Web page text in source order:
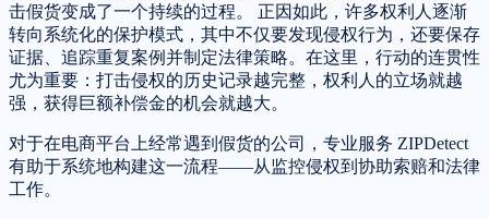
击假货变成了一个持续的过程。 正因如此，许多权利人逐渐
转向系统化的保护模式，其中不仅要发现侵权行为，还要保存
证据、追踪重复案例并制定法律策略。在这里，行动的连贯性
尤为重要：打击侵权的历史记录越完整，权利人的立场就越
强，获得巨额补偿金的机会就越大。
对于在电商平台上经常遇到假货的公司，专业服务 ZIPDetect
有助于系统地构建这一流程——从监控侵权到协助索赔和法律
工作。